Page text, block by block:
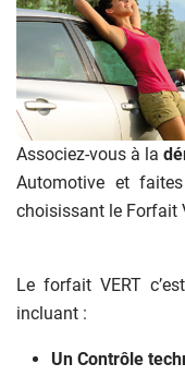
Associez-vous à la
Automotive et
choisissant le Forfait
Le forfait VERT
incluant :
Un Contrôle